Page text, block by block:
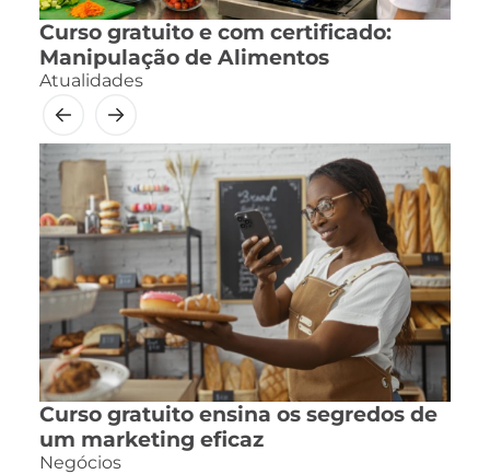
Curso gratuito e com certificado:
Manipulação de Alimentos
Atualidades
Curso gratuito ensina os segredos de
um marketing eficaz
Negócios